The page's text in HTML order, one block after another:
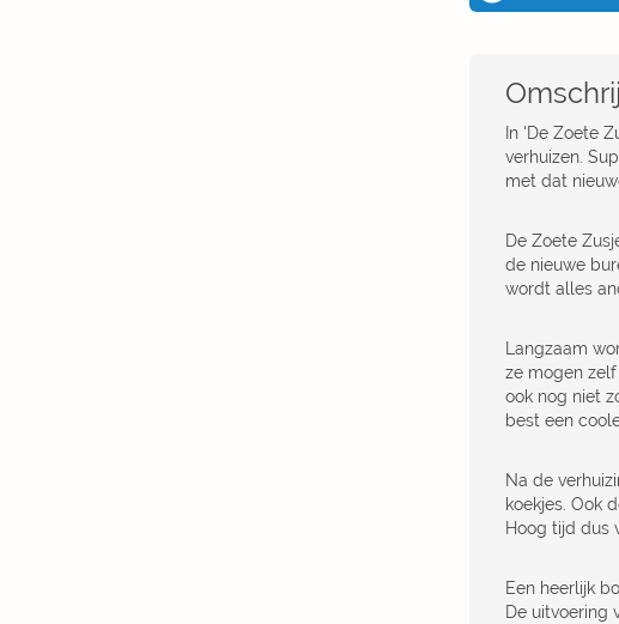
In 'De Zoete
verhuizen.
met dat
De Zoete
de nieuwe
wordt alles
Langzaam
ze mogen
ook nog niet
best een
Na de
koekjes. Ook
Hoog tijd dus
Een heerlijk
De uitvoering